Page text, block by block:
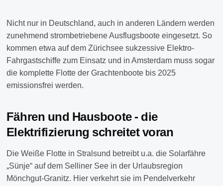
Nicht nur in Deutschland, auch in anderen Ländern werden
zunehmend strombetriebene Ausflugsboote eingesetzt. So
kommen etwa auf dem Zürichsee sukzessive Elektro-
Fahrgastschiffe zum Einsatz und in Amsterdam muss sogar
die komplette Flotte der Grachtenboote bis 2025
emissionsfrei werden.
Fähren und Hausboote - die
Elektrifizierung schreitet voran
Die Weiße Flotte in Stralsund betreibt u.a. die Solarfähre
„Sünje“ auf dem Selliner See in der Urlaubsregion
Mönchgut-Granitz. Hier verkehrt sie im Pendelverkehr